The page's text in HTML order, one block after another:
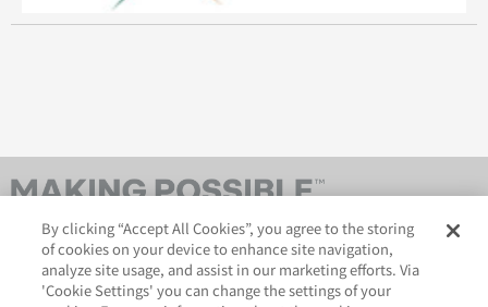
By clicking “Accept All Cookies”, you agree to the storing
of cookies on your device to enhance site navigation,
analyze site usage, and assist in our marketing efforts. Via
'Cookie Settings' you can change the settings of your